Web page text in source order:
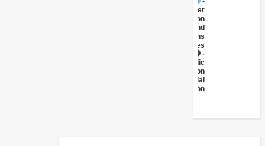
Information
Communications
Technologies
Administration
Protection